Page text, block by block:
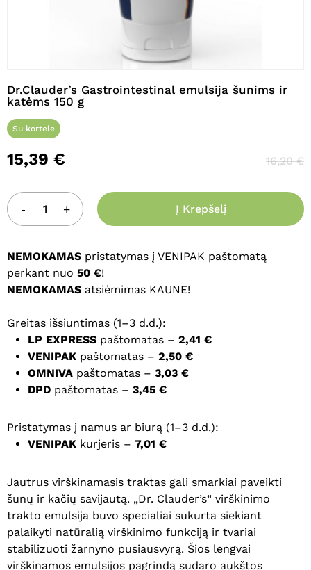
Dr.Clauder’s Gastrointestinal emulsija šunims ir
katėms 150 g
Su kortele
15,39 € 16,20€
Į Krepšelį
NEMOKAMAS pristatymas į VENIPAK paštomatą
perkant nuo 50 €!
NEMOKAMAS atsiėmimas KAUNE!
Greitas išsiuntimas (1–3 d.d.):
LP EXPRESS paštomatas – 2,41 €
VENIPAK paštomatas – 2,50 €
OMNIVA paštomatas – 3,03 €
DPD paštomatas – 3,45 €
Pristatymas į namus ar biurą (1–3 d.d.):
VENIPAK kurjeris – 7,01 €
Jautrus virškinamasis traktas gali smarkiai paveikti
šunų ir kačių savijautą. „Dr. Clauder’s“ virškinimo
trakto emulsija buvo specialiai sukurta siekiant
palaikyti natūralią virškinimo funkciją ir tvariai
stabilizuoti žarnyno pusiausvyrą. Šios lengvai
virškinamos emulsijos pagrindą sudaro aukštos
Pavadinimas
interneto puslapį, kad jų nebereiktų
įvesti iš naujo, kai kitą kartą vėl norėsiu